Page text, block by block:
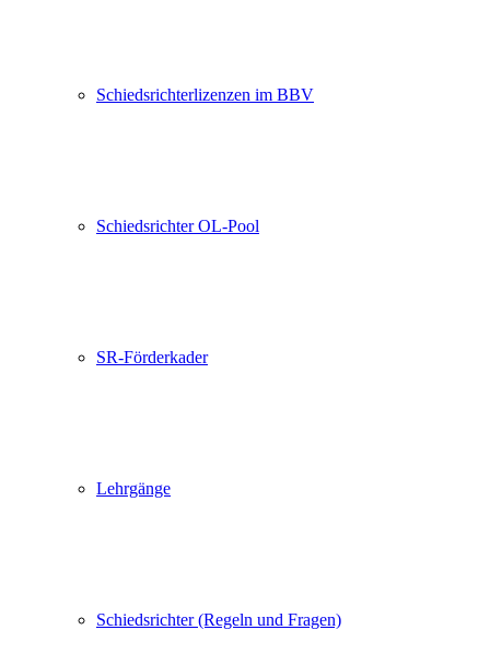
Schiedsrichterlizenzen im BBV
Schiedsrichter OL-Pool
SR-Förderkader
Lehrgänge
Schiedsrichter (Regeln und Fragen)